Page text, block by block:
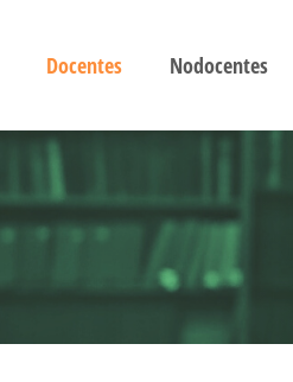
Docentes Nodocentes